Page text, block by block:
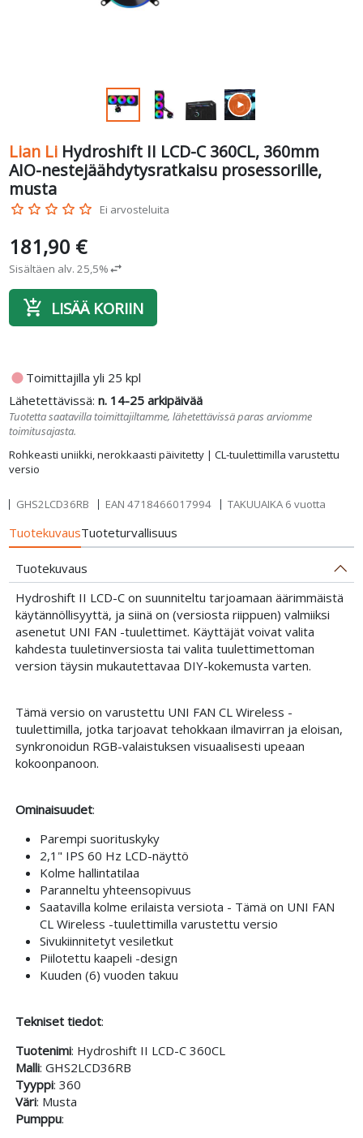
Lian Li Hydroshift II LCD-C 360CL, 360mm
AIO-nestejäähdytysratkaisu prosessorille,
musta
star_border star_border star_border star_border star_border Ei arvosteluita
Rohkeasti uniikki, nerokkaasti päivitetty | CL-tuulettimilla varustettu
versio
181,90 €
Sisältäen alv. 25,5%swap_horiz
add_shopping_cart LISÄÄ KORIIN
fiber_manual_record Toimittajilla yli 25 kpl
Lähetettävissä:n. 14-25 arkipäivää
Tuotetta saatavilla toimittajiltamme, lähetettävissä paras arviomme
toimitusajasta.
GHS2LCD36RB EAN 4718466017994 TAKUUAIKA 6 vuotta
TuotekuvausTuoteturvallisuus
Tuotekuvaus
Hydroshift II LCD-C on suunniteltu tarjoamaan äärimmäistä
käytännöllisyyttä, ja siinä on (versiosta riippuen) valmiiksi
asenetut UNI FAN -tuulettimet. Käyttäjät voivat valita
kahdesta tuuletinversiosta tai valita tuulettimettoman
version täysin mukautettavaa DIY-kokemusta varten.
Tämä versio on varustettu UNI FAN CL Wireless -
tuulettimilla, jotka tarjoavat tehokkaan ilmavirran ja eloisan,
synkronoidun RGB-valaistuksen visuaalisesti upeaan
kokoonpanoon.
Ominaisuudet:
Parempi suorituskyky
2,1" IPS 60 Hz LCD-näyttö
Kolme hallintatilaa
Paranneltu yhteensopivuus
Saatavilla kolme erilaista versiota - Tämä on UNI FAN
CL Wireless -tuulettimilla varustettu versio
Sivukiinnitetyt vesiletkut
Piilotettu kaapeli -design
Kuuden (6) vuoden takuu
Tekniset tiedot:
Tuotenimi: Hydroshift II LCD-C 360CL
Malli: GHS2LCD36RB
Tyyppi: 360
Väri: Musta
Pumppu: